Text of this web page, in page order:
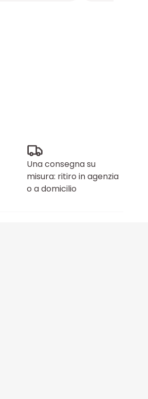
Una consegna su
misura: ritiro in agenzia
o a domicilio